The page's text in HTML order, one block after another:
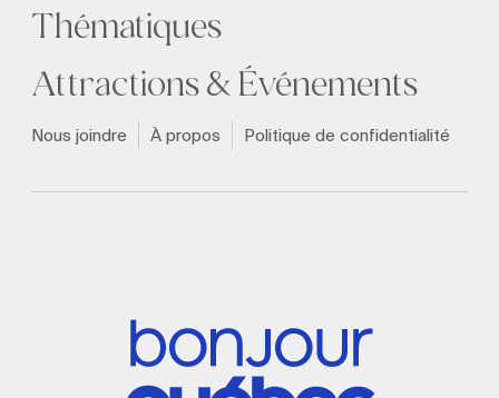
Thématiques
Attractions & Événements
Nous joindre À propos Politique de confidentialité